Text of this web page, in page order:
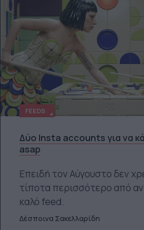
FEEDS
Δύο Insta accounts για να
asap
Επειδή τον Αύγουστο δεν
τίποτα περισσότερο από
καλό feed.
Δέσποινα Σακελλαρίδη